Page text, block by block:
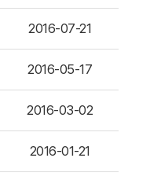
2016-07-21
2016-05-17
2016-03-02
2016-01-21